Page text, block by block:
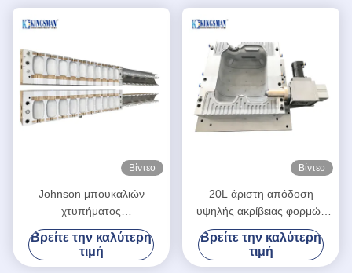
Βίντεο
Johnson μπουκαλιών
χτυπήματος
σχηματοποίησης κύβων
υψηλή διάρκεια σχεδίου
αργιλίου προηγμένη υλικό
Βρείτε την καλύτερη
τιμή
Βίντεο
20L άριστη απόδοση
υψηλής ακρίβειας φορμών
σχήματος χτυπήματος
κύβων αλουμινίου
Βρείτε την καλύτερη
τιμή